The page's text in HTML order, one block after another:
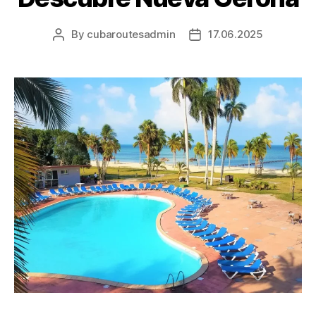
Post
By cubaroutesadmin
Post17.06.2025